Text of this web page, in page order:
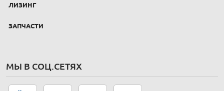
ЛИЗИНГ
ЗАПЧАСТИ
МЫ В СОЦ.СЕТЯХ